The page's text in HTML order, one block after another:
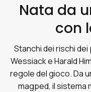
Nata da
con
Stanchi dei rischi dei
Wessiack e Harald
regole del gioco. Da
magped, il sistema